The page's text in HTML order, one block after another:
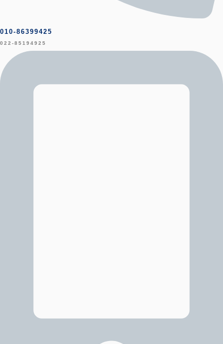
010-86399425
022-85194925